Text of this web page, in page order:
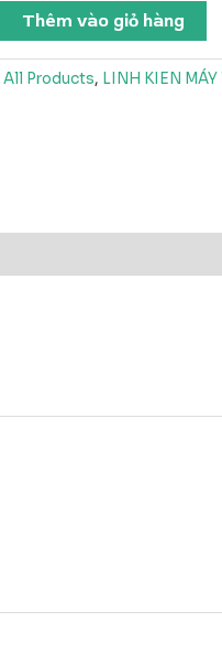
Thêm vào giỏ hàng
All Products, LINH KIEN MÁY